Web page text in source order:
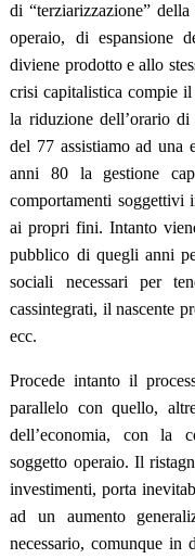
di “terziarizzazione”
operaio, di espansione
diviene prodotto e allo
crisi capitalistica compie
la riduzione dell’orario
del 77 assistiamo ad una
anni 80 la gestione
comportamenti
ai propri fini. Intanto
pubblico di quegli anni
sociali necessari per
cassintegrati, il nascente
ecc.
Procede intanto il
parallelo con quello,
dell’economia, con la
soggetto operaio. Il
investimenti, porta
ad un aumento
necessario, comunque in